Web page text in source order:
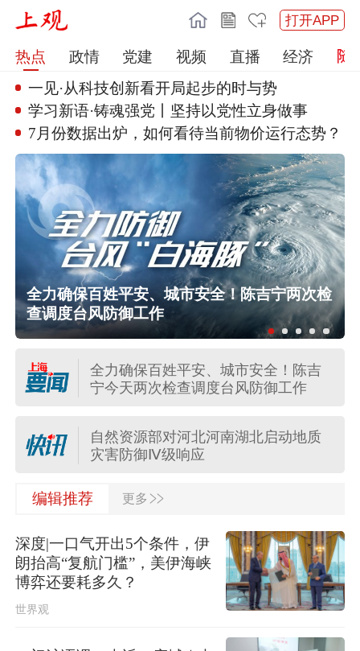
打开APP
热点 政情 党建 视频 直播
经济
一见·从科技创新看开局起步的时与势
学习新语·铸魂强党丨坚持以党性立身做事
7月份数据出炉，如何看待当前物价运行态势？
全力确保百姓平安、城市安全！陈吉宁两次检
查调度台风防御工作
全力确保百姓平安、城市安全！陈吉
宁今天两次检查调度台风防御工作
公安部网安局再次公布15起涉汛涉灾
网络谣言案例
“白海豚”疯狂倒水，台风影响何时结束
→
自然资源部对河北河南湖北启动地质
灾害防御Ⅳ级响应
刚刚，金山发布暴雨红色预警！积水
国家防减救灾委、应急管理部启动国
家四级救灾应急响应
运用AI软件生成视频，一男子发布涉
编辑推荐 更多 >>
深度|一口气开出5个条件，伊
朗抬高“复航门槛”，美伊海峡
博弈还要耗多久？
世界观